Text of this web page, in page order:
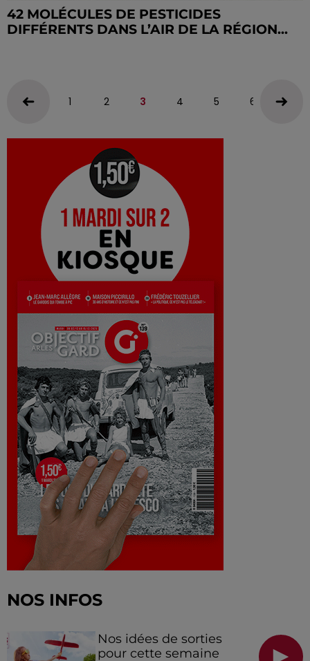
42 MOLÉCULES DE PESTICIDES
DIFFÉRENTS DANS L’AIR DE LA RÉGION...
1 2 3 4 5 6
NOS INFOS
Nos idées de sorties
pour cette semaine